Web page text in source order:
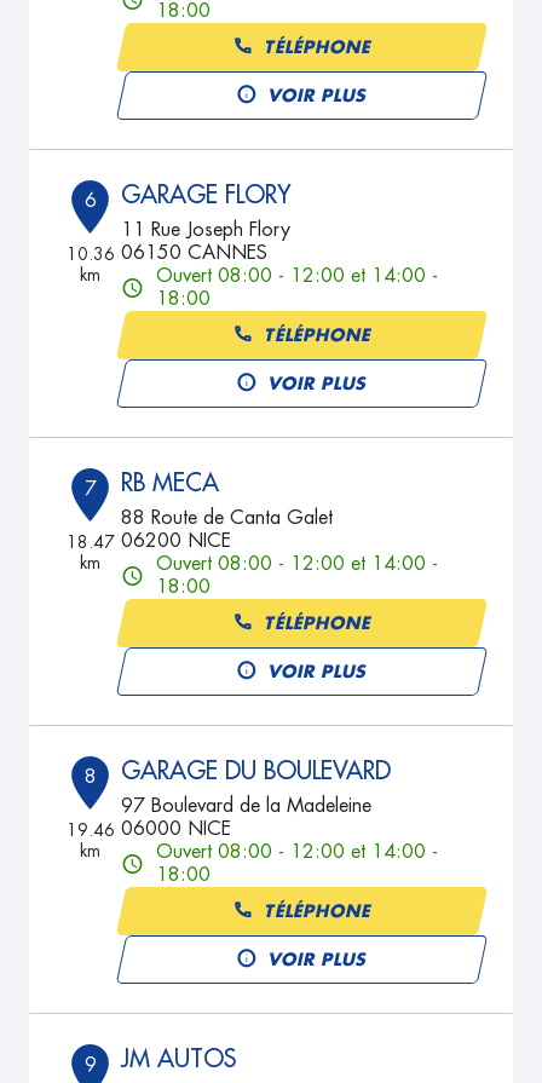
18:00
TÉLÉPHONE
VOIR PLUS
6
10.36
km
GARAGE FLORY
11 Rue Joseph Flory
06150 CANNES
Ouvert 08:00 - 12:00 et 14:00 -
18:00
TÉLÉPHONE
VOIR PLUS
7
18.47
km
RB MECA
88 Route de Canta Galet
06200 NICE
Ouvert 08:00 - 12:00 et 14:00 -
18:00
TÉLÉPHONE
VOIR PLUS
8
19.46
km
GARAGE DU BOULEVARD
97 Boulevard de la Madeleine
06000 NICE
Ouvert 08:00 - 12:00 et 14:00 -
18:00
TÉLÉPHONE
VOIR PLUS
9 JM AUTOS